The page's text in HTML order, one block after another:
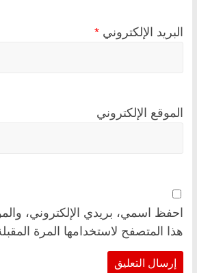
البريد الإلكتروني *
الموقع الإلكتروني
احفظ اسمي، بريدي الإلكتروني،
هذا المتصفح لاستخدامها المرة